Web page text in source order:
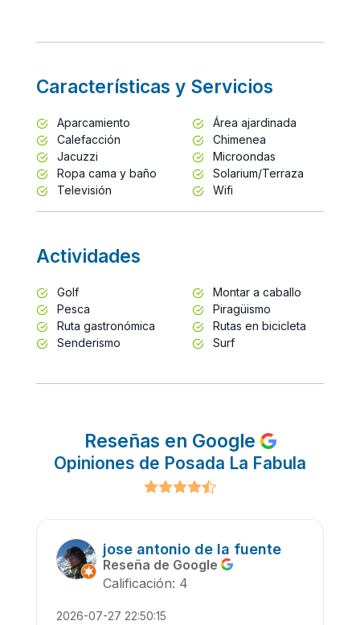
Características y Servicios
Aparcamiento
Área ajardinada
Calefacción
Chimenea
Jacuzzi
Microondas
Ropa cama y baño
Solarium/Terraza
Televisión
Wifi
Actividades
Golf
Montar a caballo
Pesca
Piragüismo
Ruta gastronómica
Rutas en bicicleta
Senderismo
Surf
Reseñas en Google
Opiniones de Posada La Fabula
jose antonio de la fuente
Reseña de Google
Calificación: 4
2026-07-27 22:50:15